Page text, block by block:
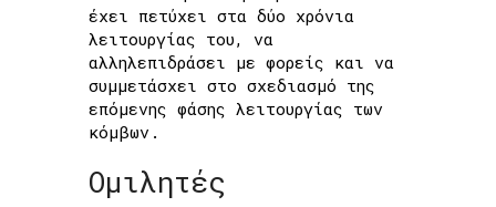
έχει πετύχει στα δύο χρόνια
λειτουργίας του, να
αλληλεπιδράσει με φορείς και να
συμμετάσχει στο σχεδιασμό της
επόμενης φάσης λειτουργίας των
κόμβων.
Ομιλητές